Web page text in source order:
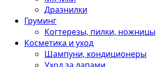
Дразнилки
Груминг
Когтерезы, пилки, ножницы
Косметика и уход
Шампуни, кондиционеры